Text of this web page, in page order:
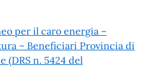
per il caro energia –
– Beneficiari Provincia di
(DRS n. 5424 del